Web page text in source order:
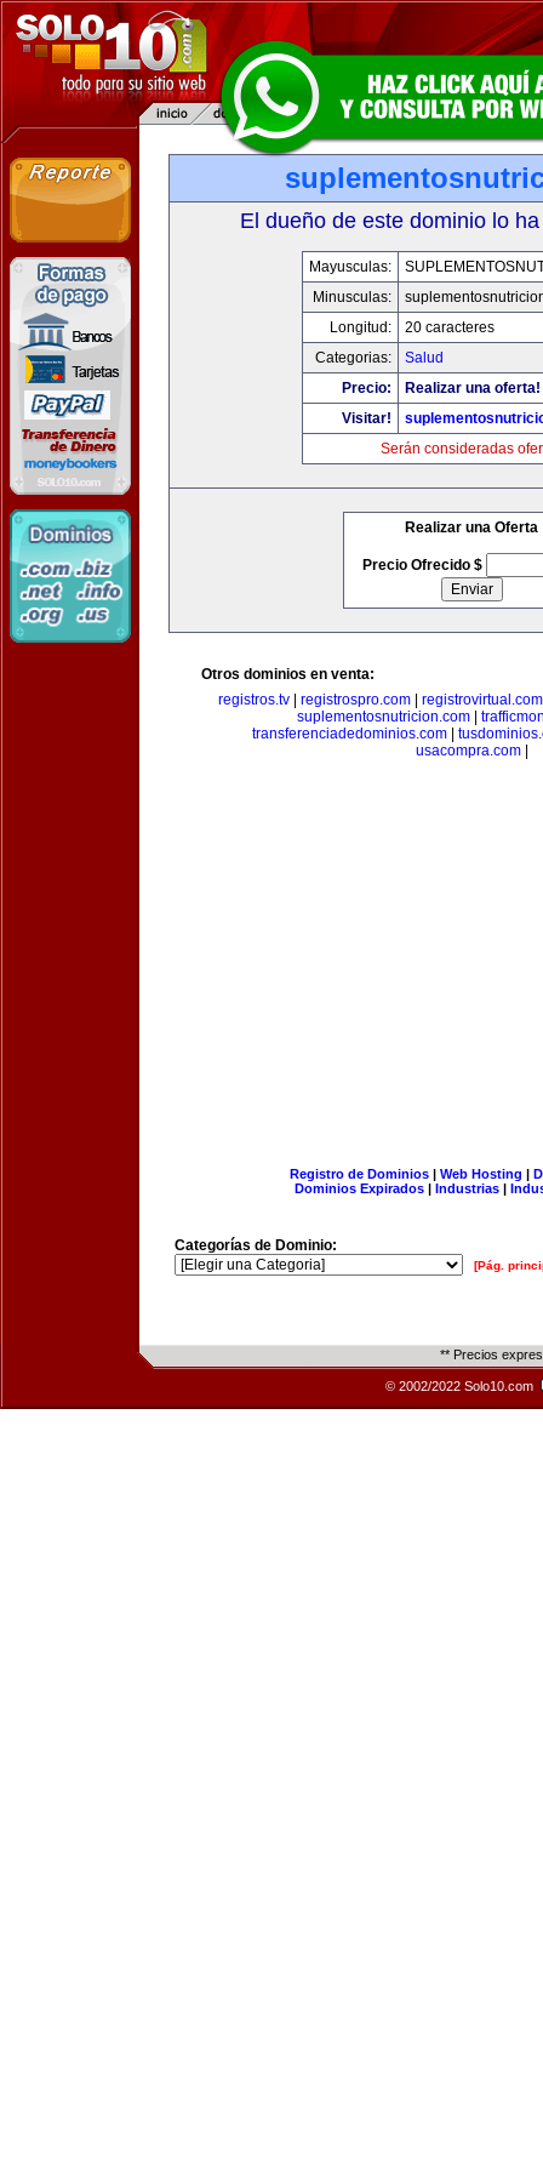
El dueño de este dominio lo
Mayusculas:
Minusculas:
Longitud:
20 caracteres
Categorias:
Salud
Precio:
Realizar una oferta!
Visitar!
Serán consideradas
Realizar una Oferta
Precio Ofrecido $
Otros dominios en venta:
registros.tv
registrospro.com
registrovirtual.com
suplementosnutricion.com|
transferenciadedominios.com|
usacompra.com|
Registro de Dominios| Web Hosting |
Dominios Expirados | Industrias |
Categorías de Dominio:
[Pág.
** Precios
© 2002/2022 Solo10.com